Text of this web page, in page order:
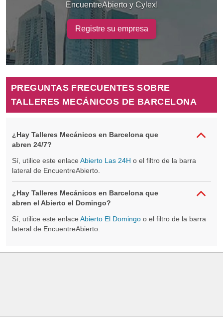
EncuentreAbierto y Cylex!
Registre su empresa
PREGUNTAS FRECUENTES SOBRE
TALLERES MECÁNICOS DE BARCELONA
¿Hay Talleres Mecánicos en Barcelona que
abren 24/7?
Sí, utilice este enlace Abierto Las 24H o el filtro de la barra
lateral de EncuentreAbierto.
¿Hay Talleres Mecánicos en Barcelona que
abren el Abierto el Domingo?
Sí, utilice este enlace Abierto El Domingo o el filtro de la barra
lateral de EncuentreAbierto.